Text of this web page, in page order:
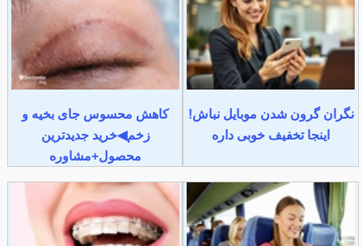
نگران گرون شدن موبایل نباش!
اینجا تخفیف خوبی داره
کاهش محسوس جای بخیه و
زخم◀خرید جدیدترین
محصول+مشاوره